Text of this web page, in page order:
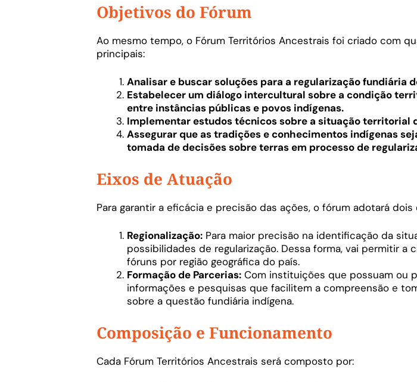
Objetivos do Fórum
Ao mesmo tempo, o Fórum Territórios Ancestrais foi criado com
principais:
Analisar e buscar soluções para a regularização fundiária
Estabelecer um diálogo intercultural sobre a condição
entre instâncias públicas e povos indígenas.
Implementar estudos técnicos sobre a situação territorial
Assegurar que as tradições e conhecimentos indígenas
tomada de decisões sobre terras em processo de
Eixos de Atuação
Para garantir a eficácia e precisão das ações, o fórum adotará dois
Regionalização: Para maior precisão na identificação da
possibilidades de regularização. Dessa forma, vai permitir a
fóruns por região geográfica do país.
Formação de Parcerias: Com instituições que possuam ou
informações e pesquisas que facilitem a compreensão e
sobre a questão fundiária indígena.
Composição e Funcionamento
Cada Fórum Territórios Ancestrais será composto por: